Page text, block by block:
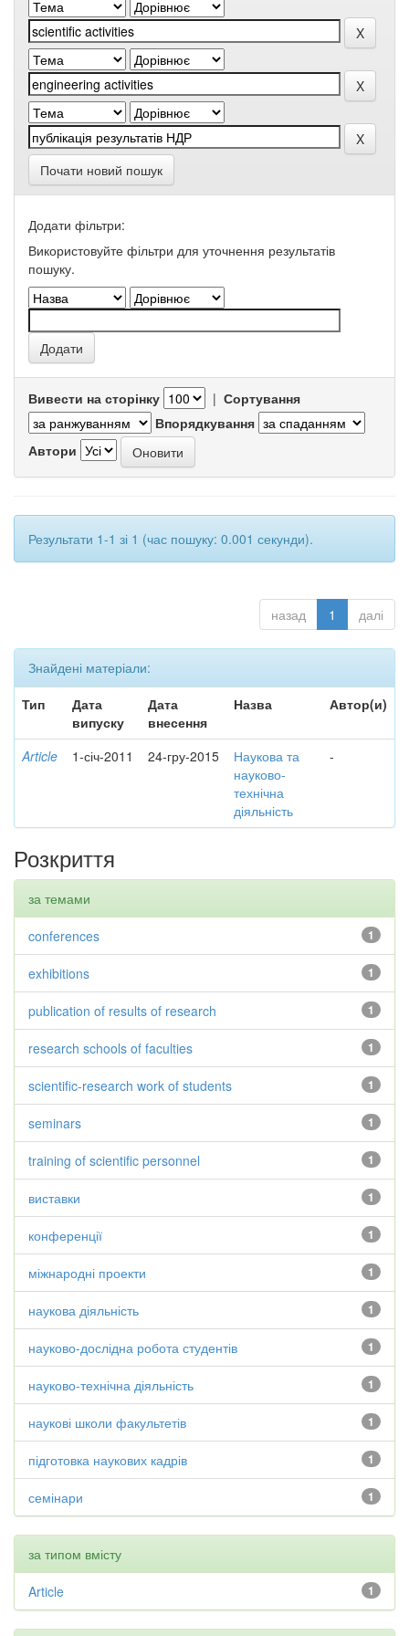
Почати новий пошук
Додати фільтри:
Використовуйте фільтри для уточнення результатів
пошуку.
Вивести на сторінку | Сортування
Впорядкування
Автори
Результати 1-1 зі 1 (час пошуку: 0.001 секунди).
назад 1 далі
Знайдені матеріали:
Тип
Дата
випуску
Дата
внесення
Назва Автор(и)
Article 1-січ-2011 24-гру-2015
Наукова та
науково-
технічна
діяльність
-
Розкриття
за темами
1
conferences
1
exhibitions
1
publication of results of research
1
research schools of faculties
1
scientific-research work of students
1
seminars
1
training of scientific personnel
1
виставки
1
конференції
1
міжнародні проекти
1
наукова діяльність
1
науково-дослідна робота студентів
1
науково-технічна діяльність
1
наукові школи факультетів
1
підготовка наукових кадрів
1
семінари
за типом вмісту
1
Article